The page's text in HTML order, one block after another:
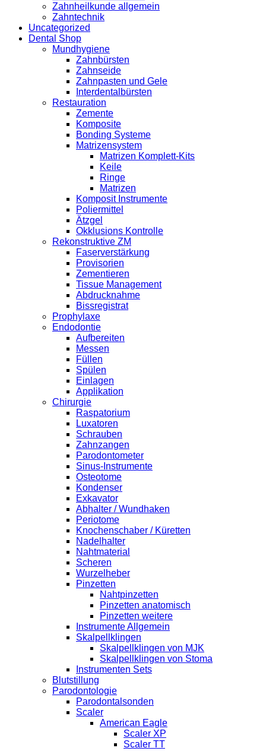
Zahnheilkunde allgemein
Zahntechnik
Uncategorized
Dental Shop
Mundhygiene
Zahnbürsten
Zahnseide
Zahnpasten und Gele
Interdentalbürsten
Restauration
Zemente
Komposite
Bonding Systeme
Matrizensystem
Matrizen Komplett-Kits
Keile
Ringe
Matrizen
Komposit Instrumente
Poliermittel
Ätzgel
Okklusions Kontrolle
Rekonstruktive ZM
Faserverstärkung
Provisorien
Zementieren
Tissue Management
Abdrucknahme
Bissregistrat
Prophylaxe
Endodontie
Aufbereiten
Messen
Füllen
Spülen
Einlagen
Applikation
Chirurgie
Raspatorium
Luxatoren
Schrauben
Zahnzangen
Parodontometer
Sinus-Instrumente
Osteotome
Kondenser
Exkavator
Abhalter / Wundhaken
Periotome
Knochenschaber / Küretten
Nadelhalter
Nahtmaterial
Scheren
Wurzelheber
Pinzetten
Nahtpinzetten
Pinzetten anatomisch
Pinzetten weitere
Instrumente Allgemein
Skalpellklingen
Skalpellklingen von MJK
Skalpellklingen von Stoma
Instrumenten Sets
Blutstillung
Parodontologie
Parodontalsonden
Scaler
American Eagle
Scaler XP
Scaler TT